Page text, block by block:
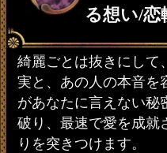
る想い/恋
綺麗ごとは抜きにして
実と、あの人の本音を
があなたに言えない秘
破り、最速で愛を成就
りを突きつけます。